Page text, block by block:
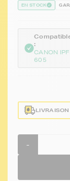
EN STOCK
:
CANON IPF
605
-